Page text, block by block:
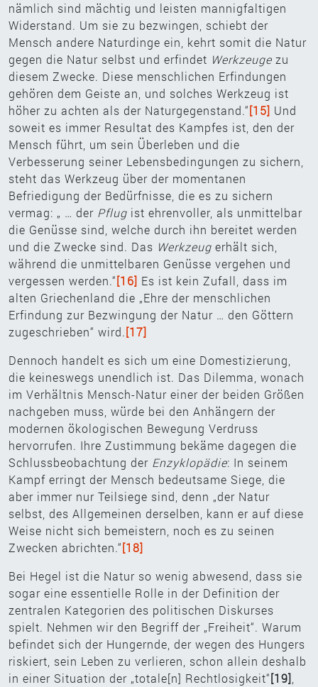
nämlich sind mächtig und leisten mannigfaltigen
Widerstand. Um sie zu bezwingen, schiebt der
Mensch andere Naturdinge ein, kehrt somit die Natur
gegen die Natur selbst und erfindet Werkzeuge zu
diesem Zwecke. Diese menschlichen Erfindungen
gehören dem Geiste an, und solches Werkzeug ist
höher zu achten als der Naturgegenstand.“[15] Und
soweit es immer Resultat des Kampfes ist, den der
Mensch führt, um sein Überleben und die
Verbesserung seiner Lebensbedingungen zu sichern,
steht das Werkzeug über der momentanen
Befriedigung der Bedürfnisse, die es zu sichern
vermag: „ … der Pflug ist ehrenvoller, als unmittelbar
die Genüsse sind, welche durch ihn bereitet werden
und die Zwecke sind. Das Werkzeug erhält sich,
während die unmittelbaren Genüsse vergehen und
vergessen werden.“[16] Es ist kein Zufall, dass im
alten Griechenland die „Ehre der menschlichen
Erfindung zur Bezwingung der Natur … den Göttern
zugeschrieben“ wird.[17]
Dennoch handelt es sich um eine Domestizierung,
die keineswegs unendlich ist. Das Dilemma, wonach
im Verhältnis Mensch-Natur einer der beiden Größen
nachgeben muss, würde bei den Anhängern der
modernen ökologischen Bewegung Verdruss
hervorrufen. Ihre Zustimmung bekäme dagegen die
Schlussbeobachtung der Enzyklopädie: In seinem
Kampf erringt der Mensch bedeutsame Siege, die
aber immer nur Teilsiege sind, denn „der Natur
selbst, des Allgemeinen derselben, kann er auf diese
Weise nicht sich bemeistern, noch es zu seinen
Zwecken abrichten.“[18]
Bei Hegel ist die Natur so wenig abwesend, dass sie
sogar eine essentielle Rolle in der Definition der
zentralen Kategorien des politischen Diskurses
spielt. Nehmen wir den Begriff der „Freiheit“. Warum
befindet sich der Hungernde, der wegen des Hungers
riskiert, sein Leben zu verlieren, schon allein deshalb
in einer Situation der „totale[n] Rechtlosigkeit“[19]